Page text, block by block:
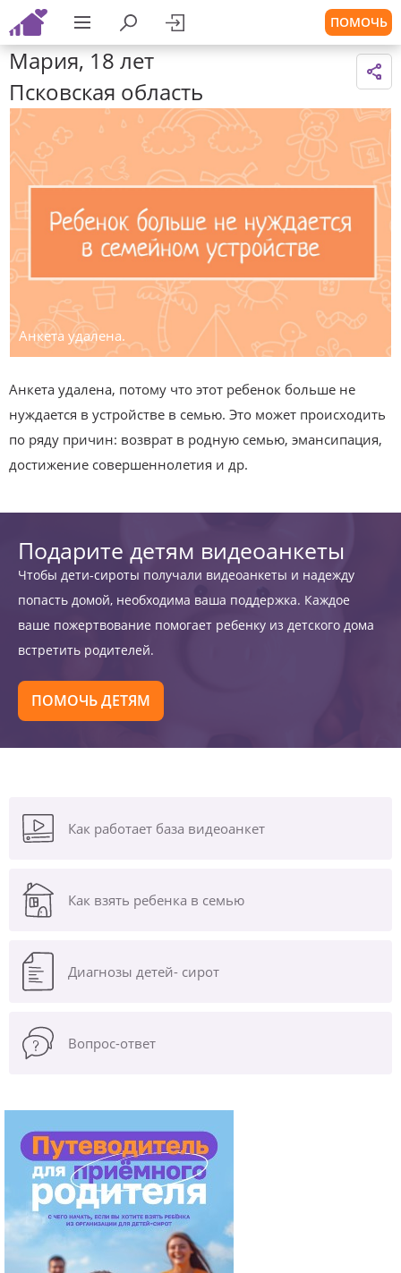
ПОМОЧЬ
Мария, 18 лет
Псковская область
Анкета удалена.
Анкета удалена, потому что этот ребенок больше не
нуждается в устройстве в семью. Это может происходить
по ряду причин: возврат в родную семью, эмансипация,
достижение совершеннолетия и др.
Подарите детям видеоанкеты
Чтобы дети-сироты получали видеоанкеты и надежду
попасть домой, необходима ваша поддержка. Каждое
ваше пожертвование помогает ребенку из детского дома
встретить родителей.
ПОМОЧЬ ДЕТЯМ
Как работает база видеоанкет
Как взять ребенка в семью
Диагнозы детей- сирот
Вопрос-ответ